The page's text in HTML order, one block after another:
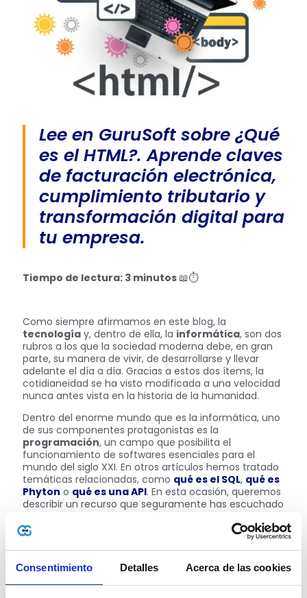
Consentimiento Detalles Acerca de las cookies
Lee en GuruSoft sobre ¿Qué
es el HTML?. Aprende claves
de facturación electrónica,
cumplimiento tributario y
transformación digital para
tu empresa.
Tiempo de lectura: 3 minutos 📖⏱
Como siempre afirmamos en este blog, la
tecnología y, dentro de ella, la informática, son dos
rubros a los que la sociedad moderna debe, en gran
parte, su manera de vivir, de desarrollarse y llevar
adelante el día a día. Gracias a estos dos ítems, la
cotidianeidad se ha visto modificada a una velocidad
nunca antes vista en la historia de la humanidad.
Dentro del enorme mundo que es la informática, uno
de sus componentes protagonistas es la
programación, un campo que posibilita el
funcionamiento de softwares esenciales para el
mundo del siglo XXI. En otros artículos hemos tratado
temáticas relacionadas, como qué es el SQL, qué es
Phyton o qué es una API. En esta ocasión, queremos
describir un recurso que seguramente has escuchado
mencionar en más de una ocasión: el
¿Qué es el HTML?
Es, sencillamente, un lenguaje de
programación. Su nombre es una sigla que hace
referencia aHyperText Markup Language , o lenguaje
de marcas de hipertexto, como sería su traducción al
español. Podemos afirmar que se trata del integrante